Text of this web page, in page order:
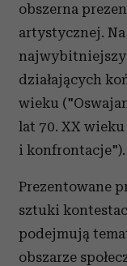
obszerna
artystycznej.
działających
wieku
lat 70. XX
i konfrontacje").
Prezentowane
sztuki
podejmują
obszarze